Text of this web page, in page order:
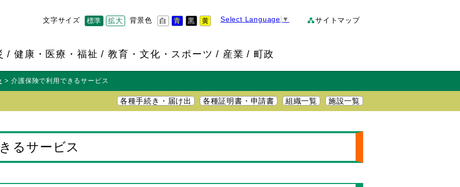
サイトマップ
Select Language ▼
背景色 白 青 黒 黄
文字サイズ 標準 拡大
健康・医療・福祉 教育・文化・スポーツ 産業 町政
介護保険で利用できるサービス
各種手続き・届け出 各種証明書・申請書 組織一覧 施設一覧
るサービス